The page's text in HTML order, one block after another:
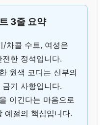
3줄 요약
/차콜 수트, 여성은
한 정석입니다.
원색 코디는 신부의
기 사항입니다.
을 이긴다는 마음으로
예절의 핵심입니다.